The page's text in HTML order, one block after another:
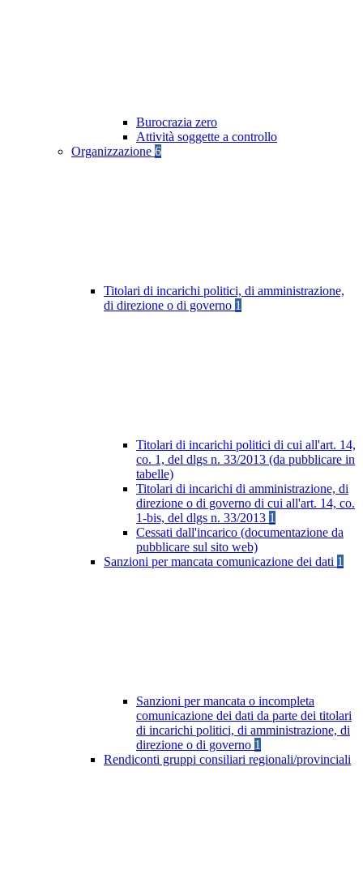
Burocrazia zero
Attività soggette a controllo
Organizzazione 6
Titolari di incarichi politici, di amministrazione,
di direzione o di governo 1
Titolari di incarichi politici di cui all'art. 14,
co. 1, del dlgs n. 33/2013 (da pubblicare in
tabelle)
Titolari di incarichi di amministrazione, di
direzione o di governo di cui all'art. 14, co.
1-bis, del dlgs n. 33/2013 1
Cessati dall'incarico (documentazione da
pubblicare sul sito web)
Sanzioni per mancata comunicazione dei dati 1
Sanzioni per mancata o incompleta
comunicazione dei dati da parte dei titolari
di incarichi politici, di amministrazione, di
direzione o di governo 1
Rendiconti gruppi consiliari regionali/provinciali